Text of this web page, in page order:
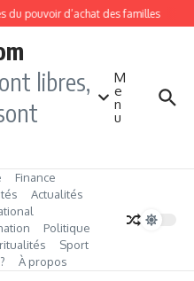
du pouvoir d’achat des familles
libres,
M
e
n
u
Finance
Actualités
Politique
Sport
À propos